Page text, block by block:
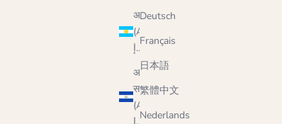
अर्जेंटीना
(AED
अल
सल्वाडोर
(AED
Deutsch
Français
日本語
繁體中文
Nederlands